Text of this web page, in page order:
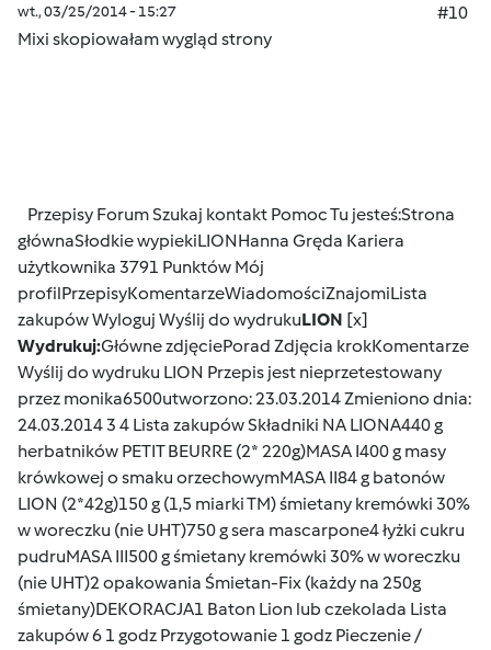
wt., 03/25/2014 - 15:27
#10
Mixi skopiowałam wygląd strony
Przepisy ForumSzukaj kontakt PomocTu jesteś:Strona
głównaSłodkie wypiekiLIONHanna Gręda Kariera
użytkownika 3791 Punktów Mój
profilPrzepisyKomentarzeWiadomościZnajomiLista
zakupówWyloguj Wyślij do wydrukuLION [x]
Wydrukuj:Główne zdjęciePorad Zdjęcia krokKomentarze
Wyślij do wydruku LION Przepis jest nieprzetestowany
przez monika6500utworzono: 23.03.2014 Zmieniono dnia:
24.03.2014 3 4 Lista zakupówSkładniki NA LIONA440 g
herbatników PETIT BEURRE (2* 220g)MASA I400 g masy
krówkowej o smaku orzechowymMASA II84 g batonów
LION (2*42g)150 g (1,5 miarki TM) śmietany kremówki 30%
w woreczku (nie UHT)750 g sera mascarpone4 łyżki cukru
pudruMASA III500 g śmietany kremówki 30% w woreczku
(nie UHT)2 opakowania Śmietan-Fix (każdy na 250g
śmietany)DEKORACJA1 Baton Lion lub czekolada Lista
zakupów6 1 godz Przygotowanie 1 godz Pieczenie /